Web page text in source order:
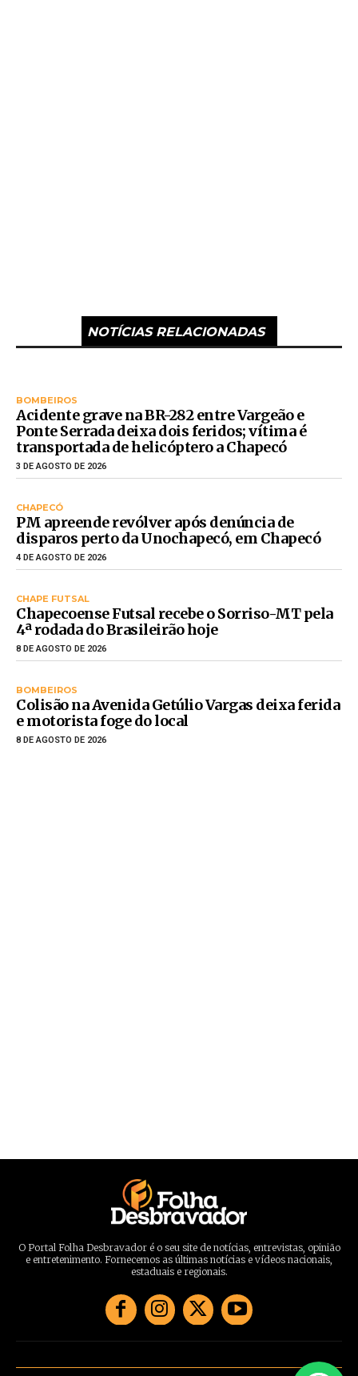
NOTÍCIAS RELACIONADAS
BOMBEIROS
Acidente grave na BR-282 entre Vargeão e
Ponte Serrada deixa dois feridos; vítima é
transportada de helicóptero a Chapecó
3 DE AGOSTO DE 2026
CHAPECÓ
PM apreende revólver após denúncia de
disparos perto da Unochapecó, em Chapecó
4 DE AGOSTO DE 2026
CHAPE FUTSAL
Chapecoense Futsal recebe o Sorriso-MT pela
4ª rodada do Brasileirão hoje
8 DE AGOSTO DE 2026
BOMBEIROS
Colisão na Avenida Getúlio Vargas deixa ferida
e motorista foge do local
8 DE AGOSTO DE 2026
O Portal Folha Desbravador é o seu site de notícias, entrevistas, opinião
e entretenimento. Fornecemos as últimas notícias e vídeos nacionais,
estaduais e regionais.